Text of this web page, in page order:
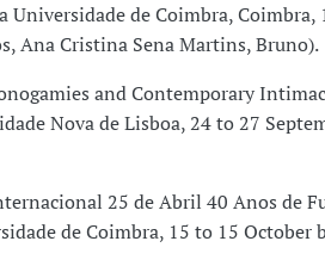
Universidade de Coimbra, Coimbra,
Ana Cristina Sena Martins, Bruno).
and Contemporary
Nova de Lisboa, 24 to 27
25 de Abril 40 Anos de
de Coimbra, 15 to 15 October